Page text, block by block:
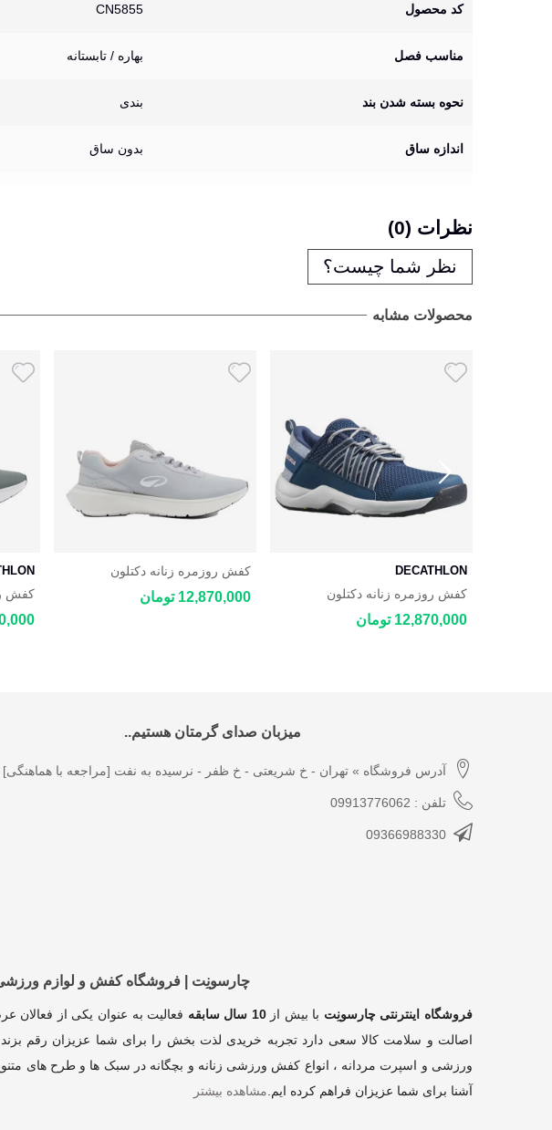
کد محصول CN5855
مناسب فصل بهاره / تابستانه
نحوه بسته شدن بند بندی
اندازه ساق بدون ساق
نظرات (0)
نظر شما چیست؟
محصولات مشابه
DECATHLON
کفش روزمره زنانه دکتلون
DECATHLON NH500 Fresh
12,870,000 تومان
کفش روزمره زنانه دکتلون
DECATHLON JOGFLOW 100.1
12,870,000 تومان
کفش
100.1
میزبان صدای گرمتان هستیم..
آدرس فروشگاه » تهران - خ شریعتی - خ ظفر - نرسیده به نفت [مراجعه با هماهنگی]
تلفن : 09913776062
09366988330
چارسونِت | فروشگاه کفش و لوازم
فروشگاه اینترنتی چارسونِت با بیش از10 سال سابقه
فعالیت به عنوان یکی از
اصالت و سلامت کالا سعی دارد تجربه خریدی لذت بخش را برای شما عزیزان رقم
ورزشی و اسپرت مردانه ، انواع کفش ورزشی زنانه و بچگانه در سبک ها و طرح های
آشنا برای شما عزیزان فراهم کرده ایم مشاهده بیشتر